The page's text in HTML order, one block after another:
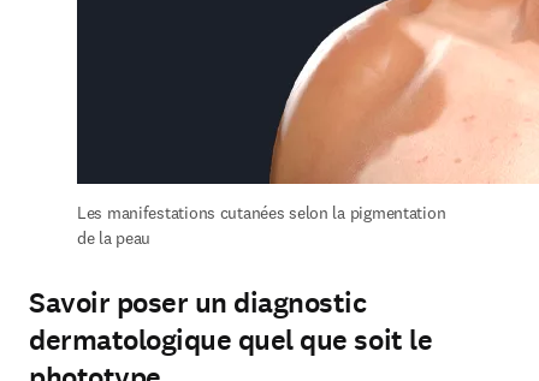
Les manifestations cutanées selon la pigmentation
de la peau
Savoir poser un diagnostic
dermatologique quel que soit le